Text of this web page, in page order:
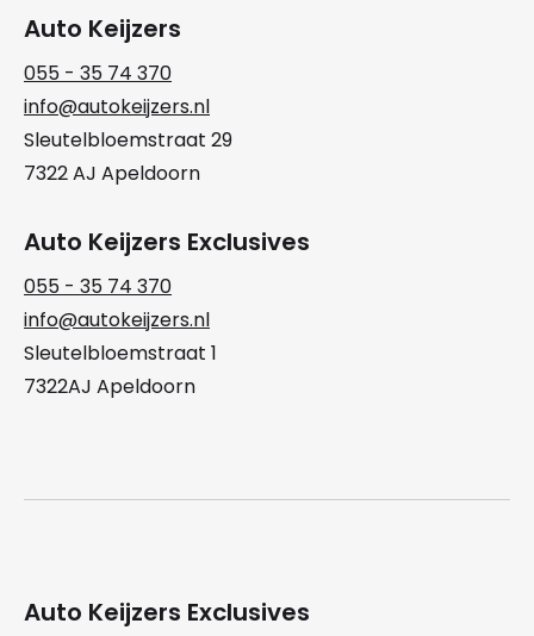
Auto Keijzers
055 - 35 74 370
info@autokeijzers.nl
Sleutelbloemstraat 29
7322 AJ Apeldoorn
Auto Keijzers Exclusives
055 - 35 74 370
info@autokeijzers.nl
Sleutelbloemstraat 1
7322AJ Apeldoorn
Auto Keijzers Exclusives